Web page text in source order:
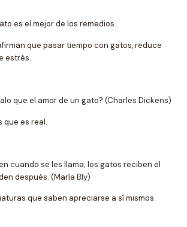
es el mejor de los remedios.
que pasar tiempo con gatos, reduce
estrés.
que el amor de un gato? (Charles Dickens)
que es real.
cuando se les llama; los gatos reciben el
después. (María Bly)
que saben apreciarse a sí mismos.